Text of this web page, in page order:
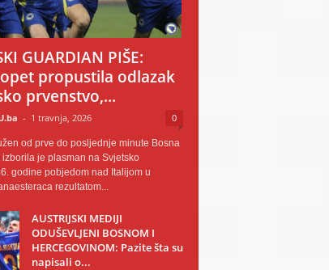
GUARDIAN PIŠE:
propustila odlazak
prvenstvo,...
- 1 travnja, 2026 0
od prve do posljednje minute Bosna
je plasman na Svjetsko
godine pobjedom nad Italijom u
rezultatom...
AUSTRIJSKI MEDIJI
ODUŠEVLJENI BOSNOM I
HERCEGOVINOM: Pazite šta su
napisali o...